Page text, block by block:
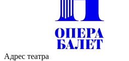
Адрес театра